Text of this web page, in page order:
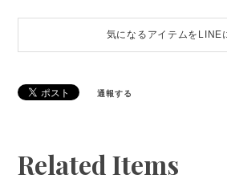
気になるアイテムをLINE
通報する
Related Items